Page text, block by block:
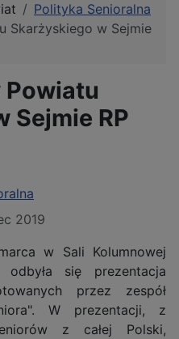
Polityka Senioralna
Skarżyskiego w Sejmie
Powiatu
Sejmie RP
2019
w Sali Kolumnowej
się prezentacja
przez zespół
W prezentacji, z
z całej Polski,